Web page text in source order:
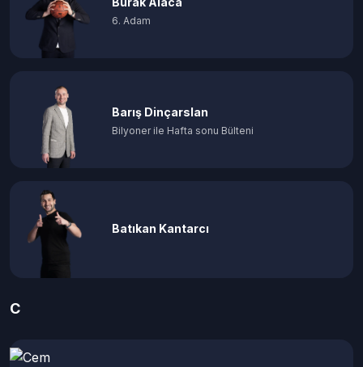
6. Adam
Barış Dinçarslan
Bilyoner ile Hafta sonu Bülteni
Batıkan Kantarcı
C